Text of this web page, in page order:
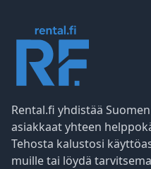
Rental.fi yhdistää
asiakkaat yhteen
Tehosta kalustosi
muille tai löydä